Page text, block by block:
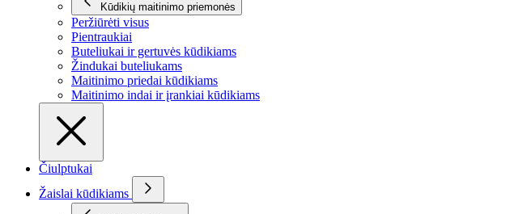
Kūdikių maitinimo priemonės
Peržiūrėti visus
Pientraukiai
Buteliukai ir gertuvės kūdikiams
Žindukai buteliukams
Maitinimo priedai kūdikiams
Maitinimo indai ir įrankiai kūdikiams
Čiulptukai
Žaislai kūdikiams